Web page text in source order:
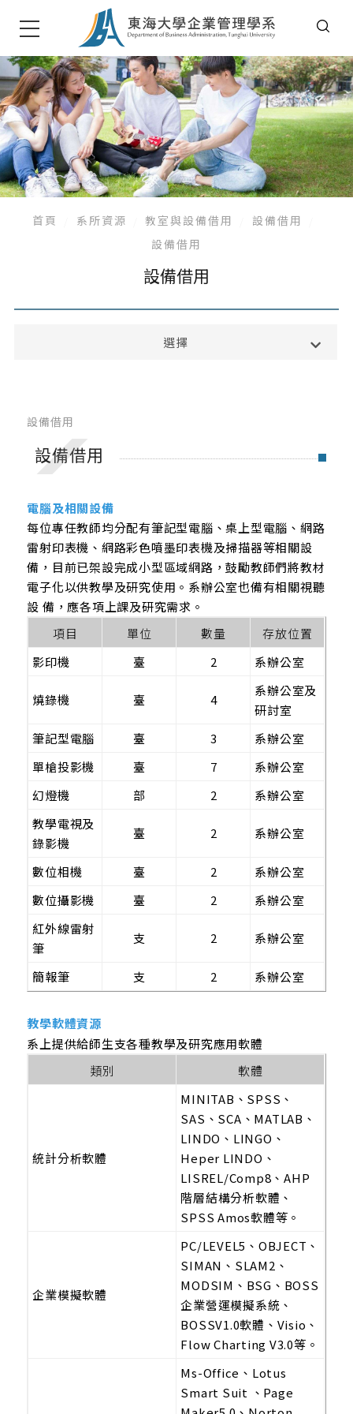
首頁 系所資源 教室與設備借用
設備借用
設備借用
設備借用
選擇
教室與設備借用
設備借用
產學合作
創櫃板推薦
系屬中心
設備借用
設備借用
電腦及相關設備
每位專任教師均分配有筆記型電腦、桌上型電腦、網路
雷射印表機、網路彩色噴墨印表機及掃描器等相關設
備，目前已架設完成小型區域網路，鼓勵教師們將教材
電子化以供教學及研究使用。系辦公室也備有相關視聽
設 備，應各項上課及研究需求。
項目
單位 數量
存放位置
影印機
臺 2 系辦公室
燒錄機 臺 4
系辦公室及
研討室
筆記型電腦
臺 3
系辦公室
單槍投影機
臺 7
系辦公室
幻燈機
部 2
系辦公室
教學電視及
錄影機
臺 2 系辦公室
數位相機 臺 2
系辦公室
數位攝影機
臺 2
系辦公室
紅外線雷射
筆
支 2 系辦公室
簡報筆 支 2 系辦公室
教學軟體資源
系上提供給師生支各種教學及研究應用軟體
類別
軟體
統計分析軟體
MINITAB、SPSS、
SAS、SCA、MATLAB、
LINDO、LINGO、
Heper LINDO、
LISREL/Comp8、AHP
階層結構分析軟體、
SPSS Amos軟體等。
企業模擬軟體
PC/LEVEL5、OBJECT、
SIMAN、SLAM2、
MODSIM、BSG、BOSS
企業營運模擬系統、
BOSSV1.0軟體、Visio、
Flow Charting V3.0等。
Ms-Office、Lotus
Smart Suit 、Page